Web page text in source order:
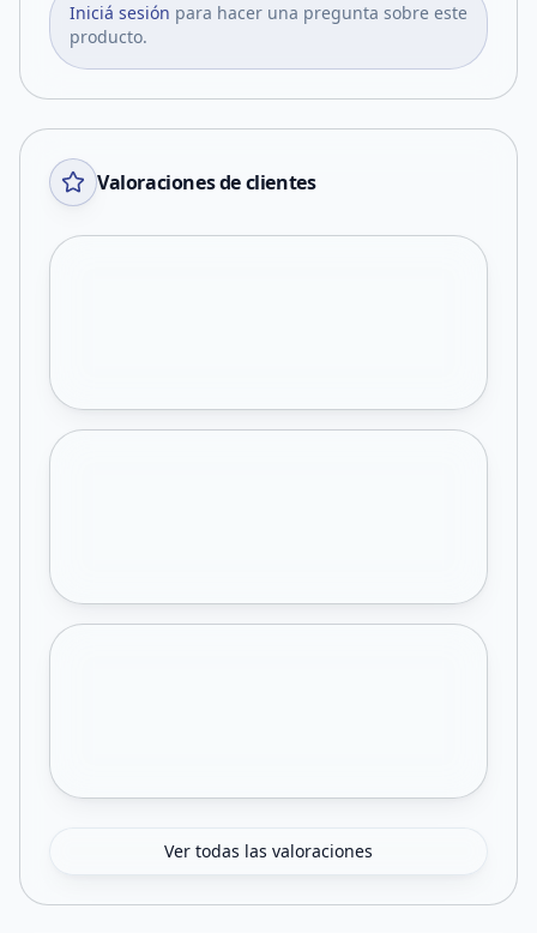
Iniciá sesión para hacer una pregunta sobre este
producto.
Valoraciones de clientes
Ver todas las valoraciones